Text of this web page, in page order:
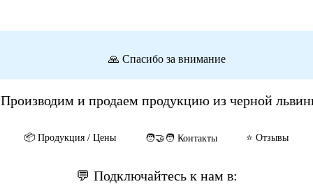
🙏 Спасибо за внимание
и продаем продукцию из черной
📦️ Продукция / Цены 🧑‍🤝‍🧑 Контакты ⭐️ Отзывы
💬 Подключайтесь к нам в: